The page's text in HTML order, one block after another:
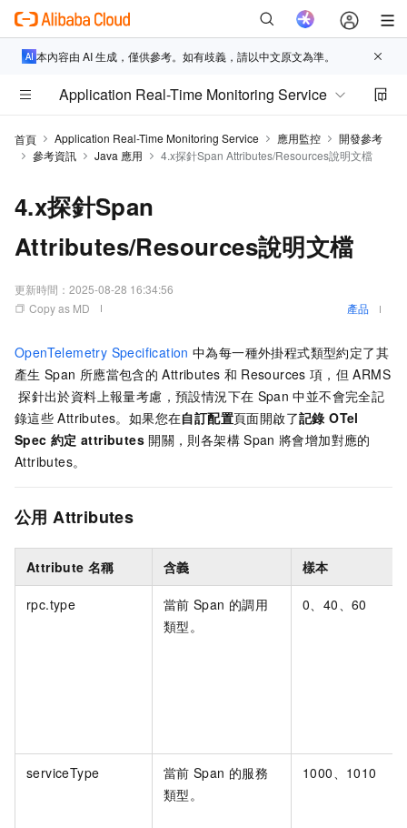
本內容由 AI 生成，僅供參考。如有歧義，請以中文原文為準。
Application Real-Time Monitoring Service
首頁 Application Real-Time Monitoring Service 應用監控
開發參考
參考資訊
Java 應用 4.x探針Span Attributes/Resources說明文檔
4.x探針Span
Attributes/Resources說明文檔
更新時間： 2025-08-28 16:34:56
Copy as MD
產品
OpenTelemetry Specification 中為每一種外掛程式類型約定了其
產生 Span 所應當包含的 Attributes 和 Resources 項，但 ARMS
探針出於資料上報量考慮，預設情況下在 Span 中並不會完全記
錄這些 Attributes。如果您在自訂配置頁面開啟了記錄 OTel
Spec 約定 attributes 開關，則各架構 Span 將會增加對應的
Attributes。
公用 Attributes
Attribute 名稱 含義 樣本
rpc.type 當前 Span 的調用
類型。
0、40、60
serviceType 當前 Span 的服務
類型。
1000、1010